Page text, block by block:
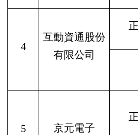
4
互動資通股份
有限公司
5 京元電子